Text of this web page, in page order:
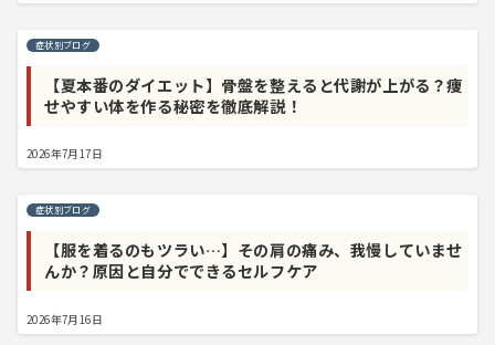
症状別ブログ
【夏本番のダイエット】骨盤を整えると代謝が上がる？痩
せやすい体を作る秘密を徹底解説！
2026年7月17日
症状別ブログ
【服を着るのもツラい…】その肩の痛み、我慢していませ
んか？原因と自分でできるセルフケア
2026年7月16日